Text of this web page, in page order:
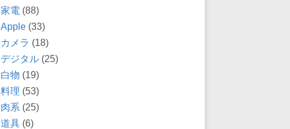
家電 (88)
Apple (33)
カメラ (18)
デジタル (25)
白物 (19)
料理 (53)
肉系 (25)
道具 (6)